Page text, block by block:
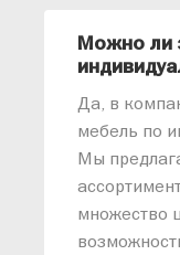
Можно ли
Да, в
мебель по
Мы
множество